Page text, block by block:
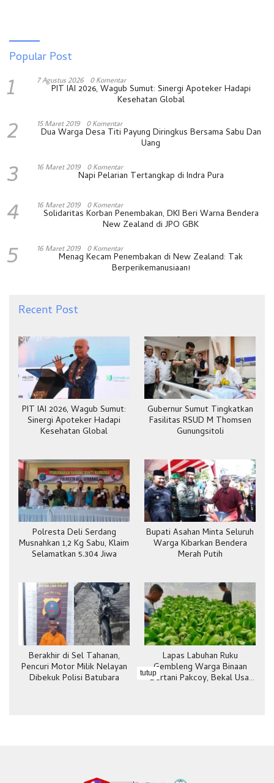
Popular Post
1 7 Agustus 2026 0 Komentar
PIT IAI 2026, Wagub Sumut: Sinergi Apoteker Hadapi
Kesehatan Global
2 15 Maret 2019 0 Komentar
Dua Warga Desa Titi Payung Diringkus Bersama Sabu Dan
Uang
3 16 Maret 2019 0 Komentar
Napi Pelarian Tertangkap di Indra Pura
4 16 Maret 2019 0 Komentar
Solidaritas Korban Penembakan, DKI Beri Warna Bendera
New Zealand di JPO GBK
5 16 Maret 2019 0 Komentar
Menag Kecam Penembakan di New Zealand: Tak
Berperikemanusiaan!
Recent Post
PIT IAI 2026, Wagub Sumut:
Sinergi Apoteker Hadapi
Kesehatan Global
Gubernur Sumut Tingkatkan
Fasilitas RSUD M Thomsen
Gunungsitoli
Polresta Deli Serdang
Musnahkan 1,2 Kg Sabu, Klaim
Selamatkan 5.304 Jiwa
Bupati Asahan Minta Seluruh
Warga Kibarkan Bendera
Merah Putih
Berakhir di Sel Tahanan,
Pencuri Motor Milik Nelayan
Dibekuk Polisi Batubara
Lapas Labuhan Ruku
Gembleng Warga Binaan
Bertani Pakcoy, Bekal Usai
tutup